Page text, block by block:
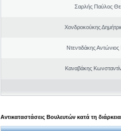
Σαρλής Παύλος
Χονδροκούκης
Ντεντιδάκης
Καναβάκης
Αντικαταστάσεις Βουλευτών κατά τη